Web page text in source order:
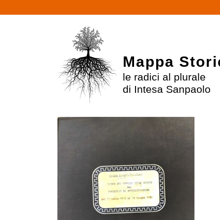
Mappa
le radici al plurale
di Intesa Sanpaolo